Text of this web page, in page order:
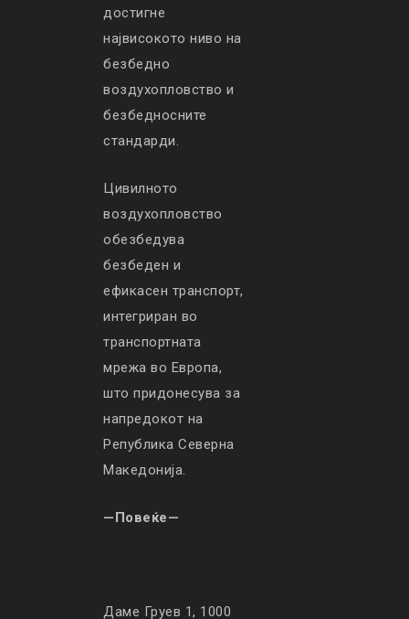
достигне
највисокото ниво на
безбедно
воздухопловство и
безбедносните
стандарди.
Цивилното
воздухопловство
обезбедува
безбеден и
ефикасен транспорт,
интегриран во
транспортната
мрежа во Европа,
што придонесува за
напредокот на
Република Северна
Македонија.
—Повеќе—
Даме Груев 1, 1000